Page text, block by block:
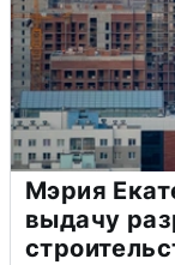
Мэрия
выдачу